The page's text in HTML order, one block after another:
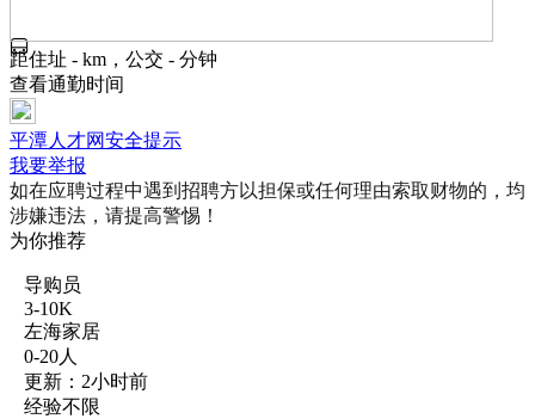
距住址 - km，公交 - 分钟
查看通勤时间
平潭人才网安全提示
我要举报
如在应聘过程中遇到招聘方以担保或任何理由索取财物的，均
涉嫌违法，请提高警惕！
为你推荐
导购员
3-10K
左海家居
0-20人
更新：2小时前
经验不限